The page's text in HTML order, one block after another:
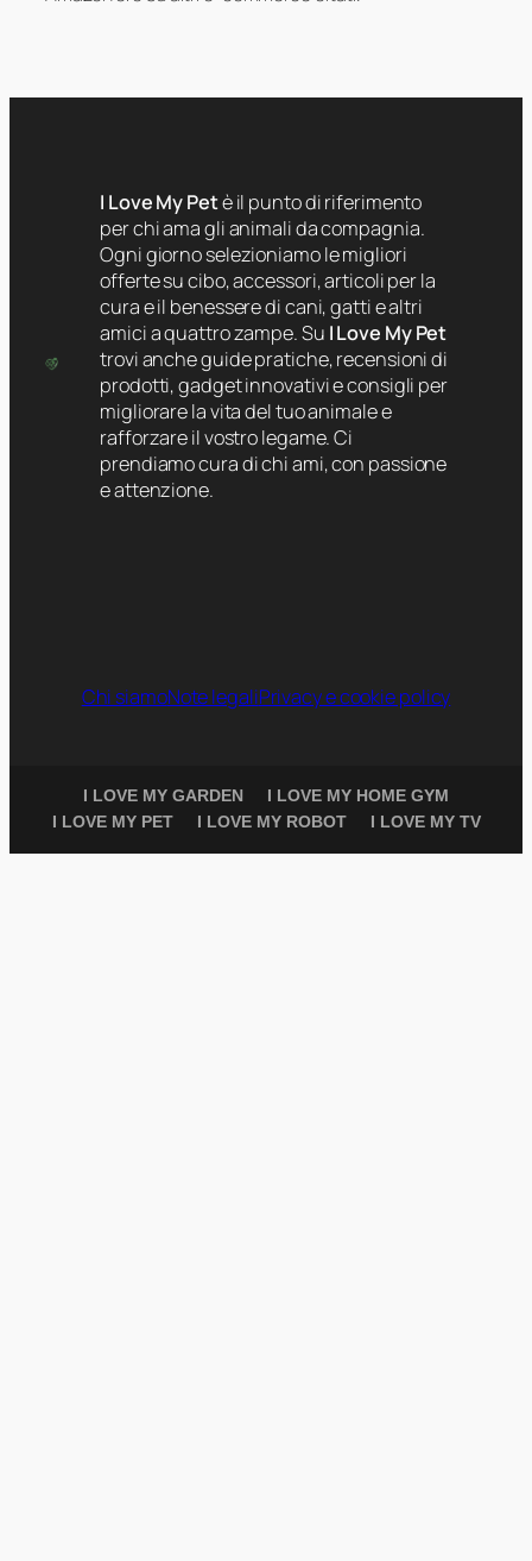
I Love My Petè il punto di riferimento
per chi ama gli animali da compagnia.
Ogni giorno selezioniamo le migliori
offerte su cibo, accessori, articoli per la
cura e il benessere di cani, gatti e altri
amici a quattro zampe. Su I Love My Pet
trovi anche guide pratiche, recensioni di
prodotti, gadget innovativi e consigli per
migliorare la vita del tuo animale e
rafforzare il vostro legame. Ci
prendiamo cura di chi ami, con passione
e attenzione.
Chi siamoNote legaliPrivacy e cookie policy
I LOVE MY GARDEN
I LOVE MY HOME GYM
I LOVE MY PET
I LOVE MY ROBOT I LOVE MY TV